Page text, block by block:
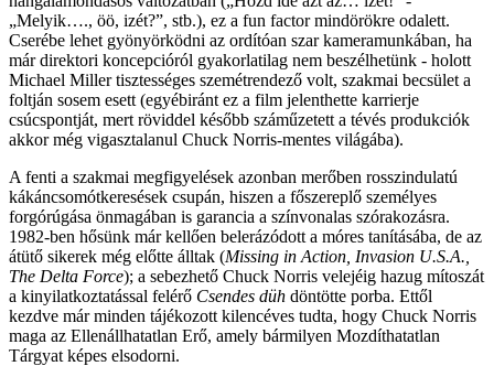
„Melyik…., öö, izét?”, stb.), ez a fun factor mindörökre odalett.
Cserébe lehet gyönyörködni az ordítóan szar kameramunkában, ha
már direktori koncepcióról gyakorlatilag nem beszélhetünk - holott
Michael Miller tisztességes szemétrendező volt, szakmai becsület a
foltján sosem esett (egyébiránt ez a film jelenthette karrierje
csúcspontját, mert röviddel később száműzetett a tévés produkciók
akkor még vigasztalanul Chuck Norris-mentes világába).
A fenti a szakmai megfigyelések azonban merőben rosszindulatú
kákáncsomótkeresések csupán, hiszen a főszereplő személyes
forgórúgása önmagában is garancia a színvonalas szórakozásra.
1982-ben hősünk már kellően belerázódott a móres tanításába, de az
átütő sikerek még előtte álltak (Missing in Action, Invasion U.S.A.,
The Delta Force); a sebezhető Chuck Norris velejéig hazug mítoszát
a kinyilatkoztatással felérő Csendes düh döntötte porba. Ettől
kezdve már minden tájékozott kilencéves tudta, hogy Chuck Norris
maga az Ellenállhatatlan Erő, amely bármilyen Mozdíthatatlan
Tárgyat képes elsodorni.